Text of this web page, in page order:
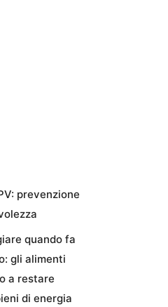
prevenzione
quando fa
gli alimenti
a restare
di energia